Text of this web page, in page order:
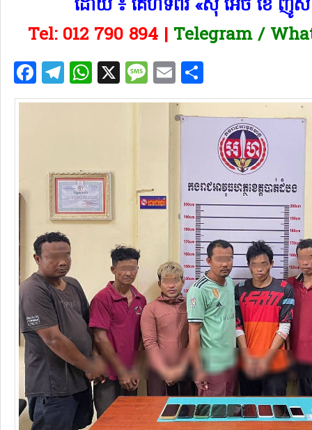
ដោយ ៖ គេហទំព័រ «ស៊ី អេច ខេ ញូស៍
Tel: 012 790 894 | Telegram /
Facebook
Telegram
WhatsApp
X Message
Email